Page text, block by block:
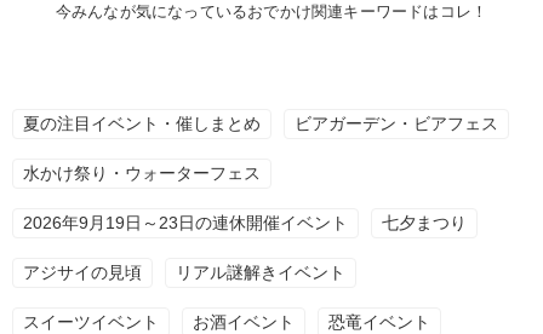
今みんなが気になっているおでかけ関連キーワードはコレ！
夏の注目イベント・催しまとめ ビアガーデン・ビアフェス
水かけ祭り・ウォーターフェス
2026年9月19日～23日の連休開催イベント 七夕まつり
アジサイの見頃 リアル謎解きイベント
スイーツイベント お酒イベント 恐竜イベント